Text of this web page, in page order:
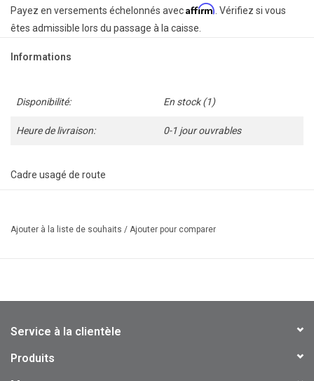
Payez en versements échelonnés avecAffirm. Vérifiez si vous
êtes admissible lors du passage à la caisse.
Informations
Disponibilité: En stock(1)
Heure de livraison: 0-1 jour ouvrables
Cadre usagé de route
Taille: 21" - Medium
Ajouter à la liste de souhaits / Ajouter pour comparer
Service à la clientèle
Produits